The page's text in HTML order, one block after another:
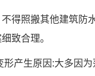
得照搬其他建筑防
致合理。
产生原因:大多因